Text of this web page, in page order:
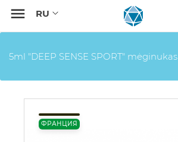

5ml "DEEP SENSE SPORT" mėginukas
ФРАНЦИЯ